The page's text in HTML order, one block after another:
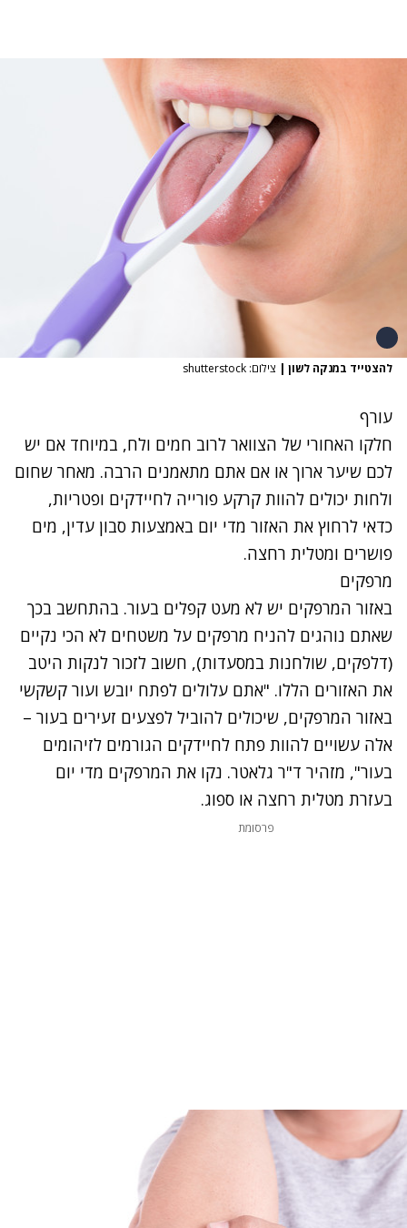
להצטייד במנקה לשון | צילום: shutterstock
עורף
חלקו האחורי של הצוואר לרוב חמים ולח, במיוחד אם יש
לכם שיער ארוך או אם אתם מתאמנים הרבה. מאחר שחום
ולחות יכולים להוות קרקע פורייה לחיידקים ופטריות,
כדאי לרחוץ את האזור מדי יום באמצעות סבון עדין, מים
פושרים ומטלית רחצה.
מרפקים
באזור המרפקים יש לא מעט קפלים בעור. בהתחשב בכך
שאתם נוהגים להניח מרפקים על משטחים לא הכי נקיים
(דלפקים, שולחנות במסעדות), חשוב לזכור לנקות היטב
את האזורים הללו. "אתם עלולים לפתח יובש ועור קשקשי
באזור המרפקים, שיכולים להוביל לפצעים זעירים בעור –
אלה עשויים להוות פתח לחיידקים הגורמים לזיהומים
בעור", מזהיר ד"ר גלאטר. נקו את המרפקים מדי יום
בעזרת מטלית רחצה או ספוג.
פרסומת